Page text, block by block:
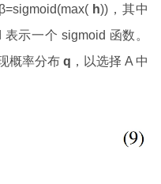
h))，其中
示一个 sigmoid 函数。
概率分布 q ，以选择 A 中